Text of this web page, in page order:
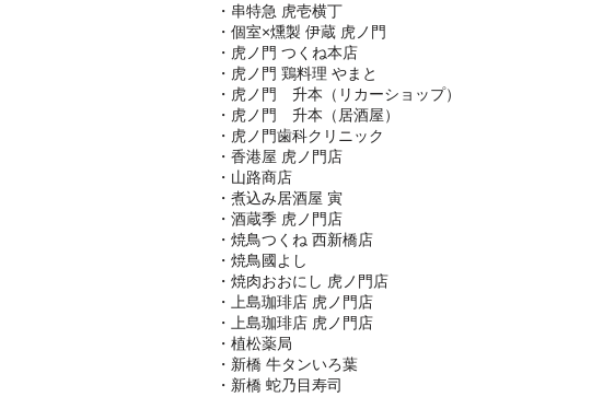
・串特急 虎壱横丁
・個室×燻製 伊蔵 虎ノ門
・虎ノ門 つくね本店
・虎ノ門 鶏料理 やまと
・虎ノ門 升本（リカーショップ）
・虎ノ門 升本（居酒屋）
・虎ノ門歯科クリニック
・香港屋 虎ノ門店
・山路商店
・煮込み居酒屋 寅
・酒蔵季 虎ノ門店
・焼鳥つくね 西新橋店
・焼鳥國よし
・焼肉おおにし 虎ノ門店
・上島珈琲店 虎ノ門店
・上島珈琲店 虎ノ門店
・植松薬局
・新橋 牛タンいろ葉
・新橋 蛇乃目寿司